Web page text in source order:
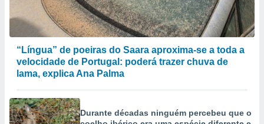
“Língua” de poeiras do Saara aproxima-se a toda a
velocidade de Portugal: poderá trazer chuva de
lama, explica Ana Palma
Durante décadas ninguém percebeu que o